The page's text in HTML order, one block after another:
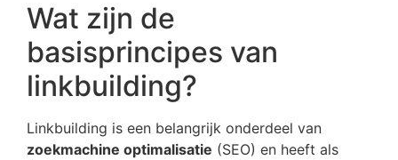
Wat zijn de
basisprincipes van
linkbuilding?
Linkbuilding is een belangrijk onderdeel van
zoekmachine optimalisatie (SEO) en heeft als